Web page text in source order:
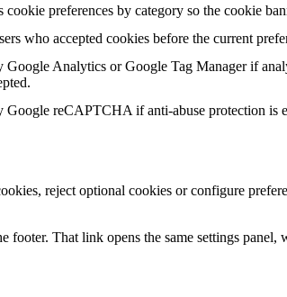
cookie preferences by category so the cookie
who accepted cookies before the current
Google Analytics or Google Tag Manager if
Google reCAPTCHA if anti-abuse protection is
reject optional cookies or configure
That link opens the same settings panel,